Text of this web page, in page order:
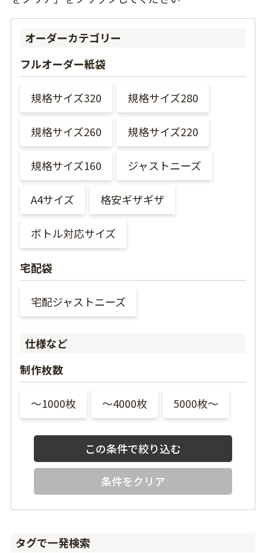
オーダーカテゴリー
フルオーダー紙袋
規格サイズ320 規格サイズ280
規格サイズ260 規格サイズ220
規格サイズ160 ジャストニーズ
A4サイズ 格安ギザギザ
ボトル対応サイズ
宅配袋
宅配ジャストニーズ
仕様など
制作枚数
〜1000枚 〜4000枚 5000枚〜
条件をクリア
タグで一発検索